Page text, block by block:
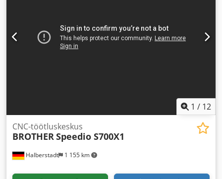
1 / 12
Halberstadt 1 155 km
CNC-töötluskeskus
BROTHERSpeedio S700X1